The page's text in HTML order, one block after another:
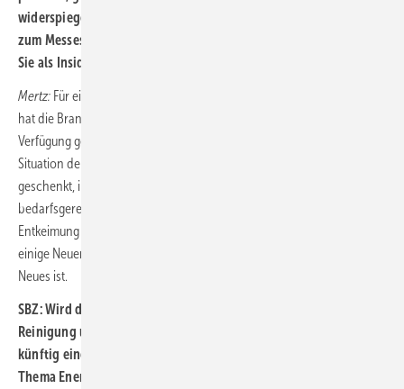
widerspiegeln. Auch wenn die Hersteller ihre Neuheiten gern bis
zum Messestart zurückhalten: welche Entwicklungen erwarten
Sie als Insider?
Mertz: Für einen hygienisch einwandfreien Betrieb von RLT-Anlagen
hat die Branche schon immer alle technischen Voraussetzungen zur
Verfügung gestellt. Sicherlich wird in Anbetracht der aktuellen
Situation dem Betrieb der Anlagen künftig ein größeres Augenmerk
geschenkt, insbesondere in Bezug auf Instandhaltung, Reinigung,
bedarfsgerechte Filtertechnik und Außenluftanteile. In Sachen UVC-
Entkeimung im Zuluftstrom werden wir auf der ISH 2021 sicherlich
einige Neuerungen sehen, obwohl auch diese Technik wahrlich nichts
Neues ist.
SBZ: Wird das Thema Raumlufthygiene - und damit auch die
Reinigung und Inspektion von RLT-Anlagen - durch Corona
künftig einen höheren Stellenwert erfahren, vielleicht sogar das
Thema Energieeffizienz auf Platz 2 verweisen?